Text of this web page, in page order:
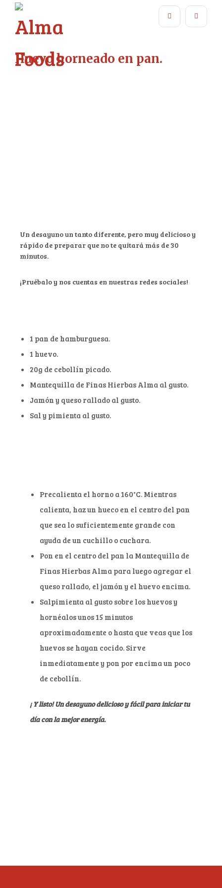
Huevo horneado en pan.
Un desayuno un tanto diferente, pero muy delicioso y
rápido de preparar que no te quitará más de 30
minutos.
¡Pruébalo y nos cuentas en nuestras redes sociales!
1 pan de hamburguesa.
1 huevo.
20g de cebollín picado.
Mantequilla de Finas Hierbas Alma al gusto.
Jamón y queso rallado al gusto.
Sal y pimienta al gusto.
Precalienta el horno a 160°C. Mientras
calienta, haz un hueco en el centro del pan
que sea lo suficientemente grande con
ayuda de un cuchillo o cuchara.
Pon en el centro del pan la Mantequilla de
Finas Hierbas Alma para luego agregar el
queso rallado, el jamón y el huevo encima.
Salpimienta al gusto sobre los huevos y
hornéalos unos 15 minutos
aproximadamente o hasta que veas que los
huevos se hayan cocido. Sirve
inmediatamente y pon por encima un poco
de cebollín.
¡ Y listo! Un desayuno delicioso y fácil para iniciar tu
día con la mejor energía.